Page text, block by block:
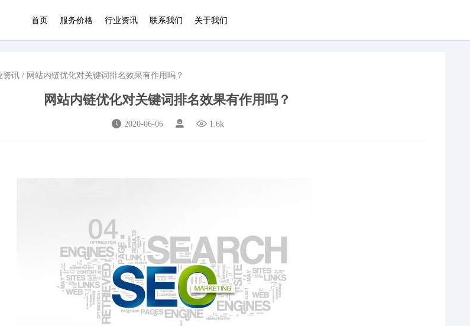
首页 服务价格 行业资讯 联系我们 关于我们
资讯 / 网站内链优化对关键词排名效果有作用吗？
网站内链优化对关键词排名效果有作用吗？
2020-06-06 1.6k